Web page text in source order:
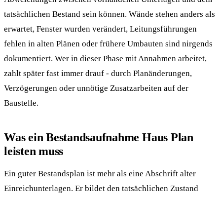
tatsächlichen Bestand sein können. Wände stehen anders als
erwartet, Fenster wurden verändert, Leitungsführungen
fehlen in alten Plänen oder frühere Umbauten sind nirgends
dokumentiert. Wer in dieser Phase mit Annahmen arbeitet,
zahlt später fast immer drauf - durch Planänderungen,
Verzögerungen oder unnötige Zusatzarbeiten auf der
Baustelle.
Was ein Bestandsaufnahme Haus Plan
leisten muss
Ein guter Bestandsplan ist mehr als eine Abschrift alter
Einreichunterlagen. Er bildet den tatsächlichen Zustand